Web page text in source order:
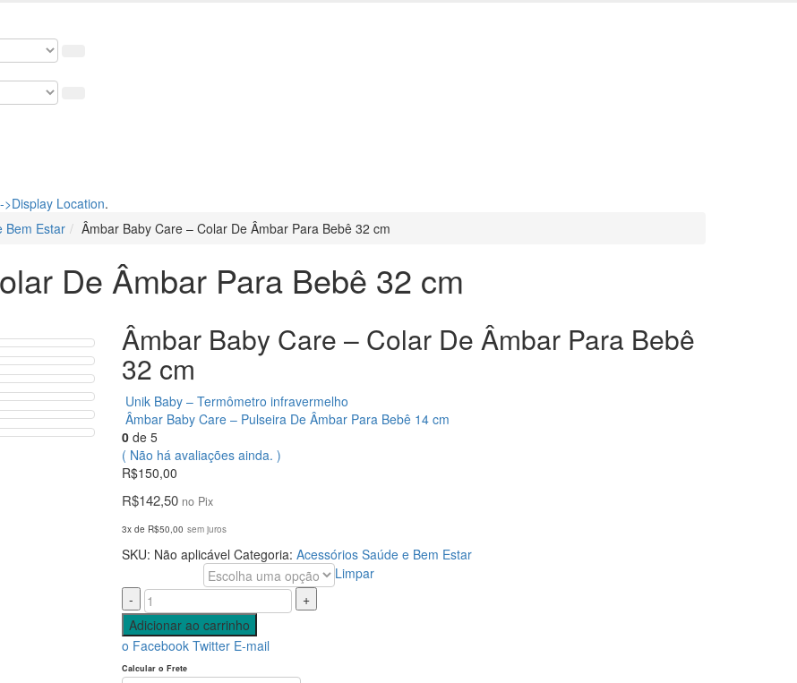
Location.
Bem Estar Âmbar Baby Care – Colar De Âmbar Para Bebê 32 cm
De Âmbar Para Bebê 32 cm
Âmbar Baby Care – Colar De Âmbar Para Bebê
32 cm
Unik Baby – Termômetro infravermelho
Âmbar Baby Care – Pulseira De Âmbar Para Bebê 14 cm
0de 5
( Não há avaliações ainda. )
R$150,00
R$142,50 no Pix
3x de R$50,00 sem juros
SKU: Não aplicável Categoria: Acessórios Saúde e Bem Estar
Limpar
-
+
Adicionar ao carrinho
o Facebook Twitter E-mail
Calcular o Frete